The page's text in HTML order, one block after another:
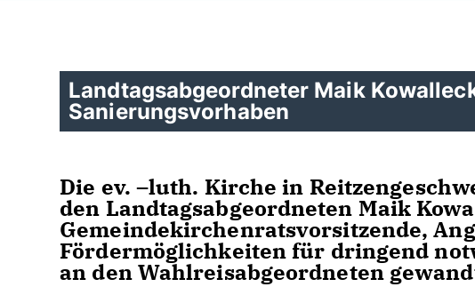
Landtagsabgeordneter Maik
Sanierungsvorhaben
Die ev. –luth. Kirche in
den Landtagsabgeordneten Maik
Gemeindekirchenratsvorsitzende,
Fördermöglichkeiten für dringend
an den Wahlreisabgeordneten